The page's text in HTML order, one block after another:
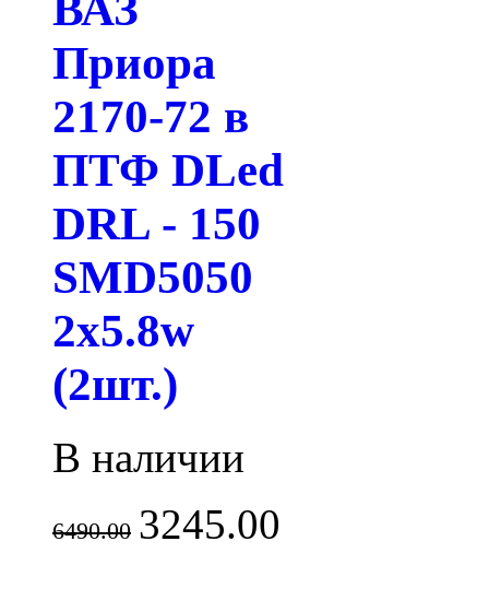
Приора
2170-72 в
ПТФ DLed
DRL - 150
SMD5050
2x5.8w
(2шт.)
В наличии
6490.00 3245.00